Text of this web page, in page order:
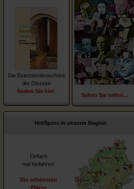
Die Exerzitienbroschüre
der Diözese
finden Sie hier.
Sehen Sie selbst...
HotSpots in unserer Region
Einfach
mal hinfahren:
Die schönsten
Plätze